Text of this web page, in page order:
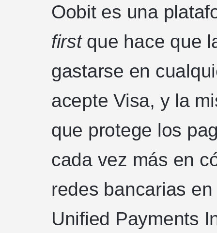
Oobit es una
firstque hace que
gastarse en
acepte Visa, y la
que protege los
cada vez más en
redes bancarias
Unified Payments